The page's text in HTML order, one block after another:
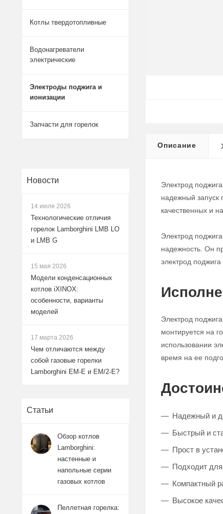
Описание
Электрод
надежный запуск
качественных и
Электрод
надежность. Он
электрод
Электрод
монтируется на
использовании
время на ее
Надежный и
Быстрый и
Прост в
Подходит
Компактный
Высокое
Котлы твердотопливные
Водонагреватели
электрические
Электроды поджига и
ионизации
Запчасти для горелок
Новости
14 июля 2026
Технологические отличия
горелок Lamborghini LMB LO
и LMB G
15 мая 2026
Модели конденсационных
котлов iXINOX:
особенности, варианты
моделей
17 марта 2026
Чем отличаются между
собой газовые горелки
Lamborghini EM-E и EM/2-E?
Статьи
Обзор котлов
Lamborghini:
настенные и
напольные серии
газовых котлов
Пеллетная горелка: